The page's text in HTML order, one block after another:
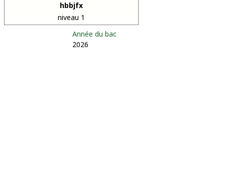
hbbjfx
niveau 1
Année du bac
2026